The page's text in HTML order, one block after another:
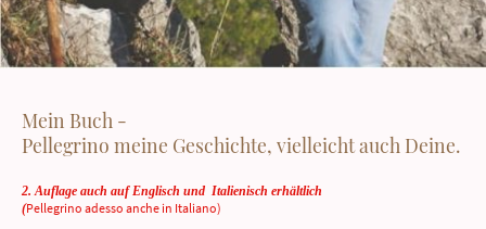
Mein Buch -
Pellegrino meine Geschichte, vielleicht auch Deine.
2. Auflage auch auf Englisch und Italienisch erhältlich
(Pellegrino adesso anche in Italiano)